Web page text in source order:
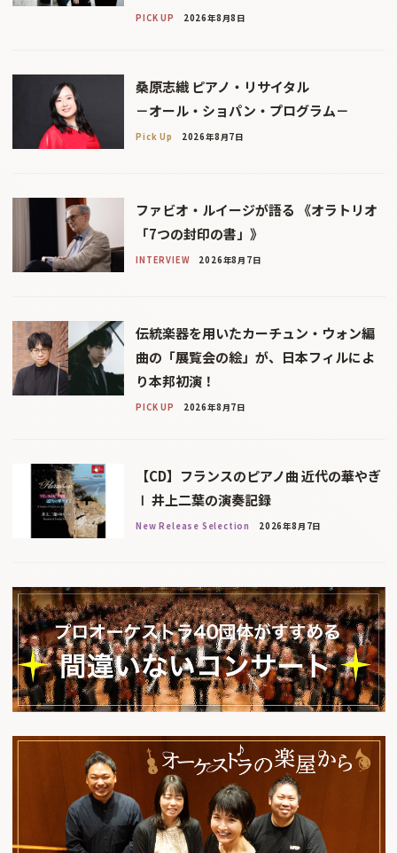
PICK UP 2026年8月8日
桑原志織 ピアノ・リサイタル
－オール・ショパン・プログラム－
Pick Up 2026年8月7日
ファビオ・ルイージが語る 《オラトリオ
「7つの封印の書」》
INTERVIEW 2026年8月7日
伝統楽器を用いたカーチュン・ウォン編
曲の「展覧会の絵」が、日本フィルによ
り本邦初演！
PICK UP 2026年8月7日
【CD】フランスのピアノ曲 近代の華やぎ
Ⅰ 井上二葉の演奏記録
New Release Selection 2026年8月7日